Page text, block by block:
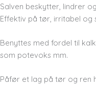
Salven beskytter, lindrer
Effektiv på tør, irritabel og
Benyttes med fordel til
som potevoks mm.
Påfør et lag på tør og ren